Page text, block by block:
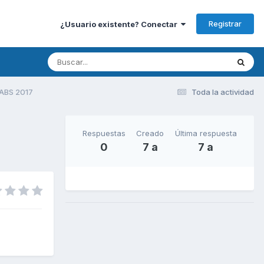
¿Usuario existente? Conectar Registrar
Toda la actividad
2017
Respuestas
0
Creado
7 a
Última respuesta
7 a